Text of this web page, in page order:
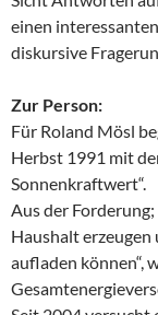
einen
diskursive
Zur Person:
Für Roland Mösl
Herbst 1991 mit
Sonnenkraftwert“.
Aus der Forderung;
Haushalt
aufladen können“,